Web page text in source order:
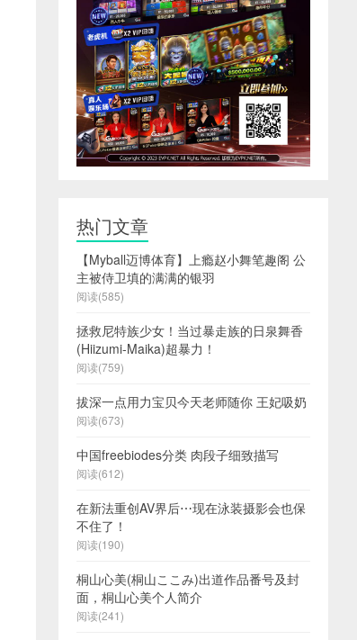
热门文章
【Myball迈博体育】上瘾赵小舞笔趣阁 公
主被侍卫填的满满的银羽
阅读(585)
拯救尼特族少女！当过暴走族的日泉舞香
(Hiizumi-Maika)超暴力！
阅读(759)
拔深一点用力宝贝今天老师随你 王妃吸奶
阅读(673)
中国freebiodes分类 肉段子细致描写
阅读(612)
在新法重创AV界后⋯现在泳装摄影会也保
不住了！
阅读(190)
桐山心美(桐山ここみ)出道作品番号及封
面，桐山心美个人简介
阅读(241)